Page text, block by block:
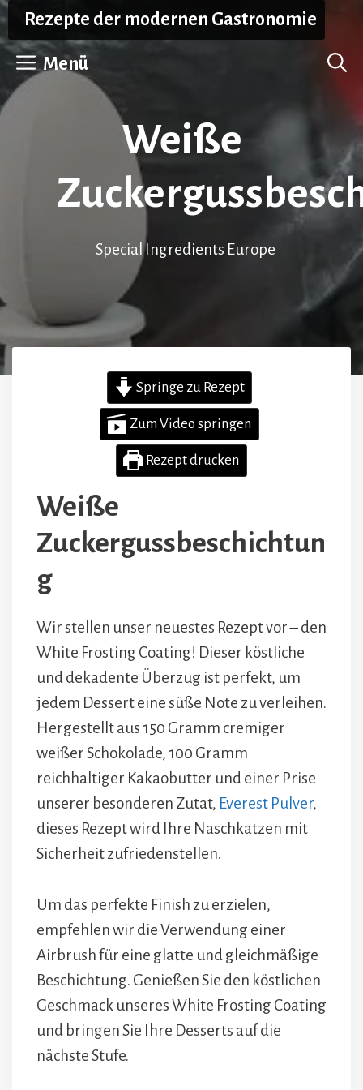
Zum
Inhalt
springen
Rezepte der modernen Gastronomie
Menü
Weiße
Special Ingredients Europe
Springe zu Rezept
Zum Video springen
Rezept drucken
Weiße
Zuckergussbeschichtun
g
Wir stellen unser neuestes Rezept vor – den
White Frosting Coating! Dieser köstliche
und dekadente Überzug ist perfekt, um
jedem Dessert eine süße Note zu verleihen.
Hergestellt aus 150 Gramm cremiger
weißer Schokolade, 100 Gramm
reichhaltiger Kakaobutter und einer Prise
unserer besonderen Zutat, Everest Pulver,
dieses Rezept wird Ihre Naschkatzen mit
Sicherheit zufriedenstellen.
Um das perfekte Finish zu erzielen,
empfehlen wir die Verwendung einer
Airbrush für eine glatte und gleichmäßige
Beschichtung. Genießen Sie den köstlichen
Geschmack unseres White Frosting Coating
und bringen Sie Ihre Desserts auf die
nächste Stufe.